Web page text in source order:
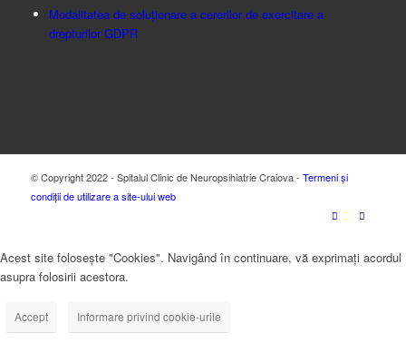
Modalitatea de soluționare a cererilor de exercitare a
drepturilor GDPR
© Copyright 2022 - Spitalul Clinic de Neuropsihiatrie Craiova - Termeni și
condiții de utilizare a site-ului web
Acest site folosește "Cookies". Navigând în continuare, vă exprimați acordul
asupra folosirii acestora.
Accept Informare privind cookie-urile